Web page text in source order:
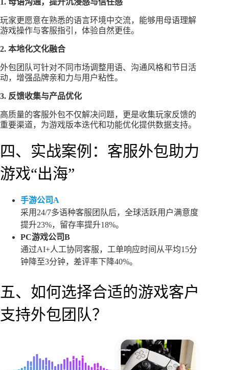
1. 母语沟通，提升沉浸感与信任感
玩家更愿意在熟悉的语言环境中交流，能够用母语理解
游戏操作与客服指引，体验自然更佳。
2. 本地化文化融合
外包团队可针对不同市场调整用语、沟通风格和节日活
动，增强品牌亲和力与用户粘性。
3. 反馈收集与产品优化
高质量的客服外包不仅解决问题，更是收集玩家反馈的
重要渠道，为游戏版本迭代和功能优化提供数据支持。
四、实战案例：客服外包助力
游戏“出海”
手游公司A
采用24/7多语种客服团队后，全球活跃用户满意度
提升23%，留存率提升18%。
PC游戏公司B
通过AI+人工协同客服，工单响应时间从平均15分
钟降至3分钟，差评率下降40%。
五、如何选择合适的游戏客户
支持外包团队？